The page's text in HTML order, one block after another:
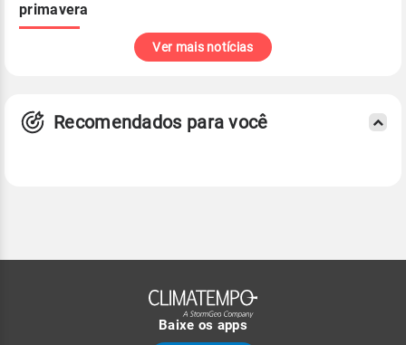
primavera
Ver mais notícias
Recomendados para você
Baixe os apps